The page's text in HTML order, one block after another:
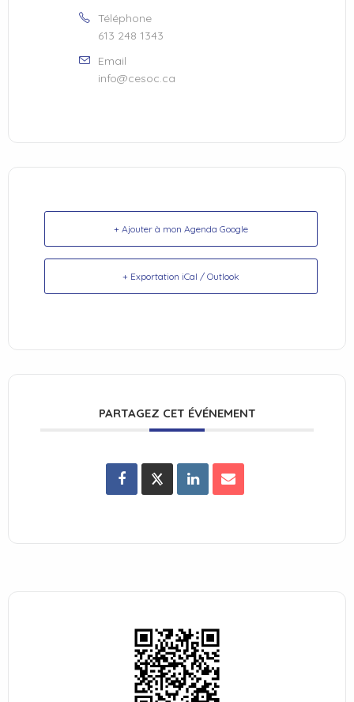
Téléphone
613 248 1343
Email
info@cesoc.ca
+ Ajouter à mon Agenda Google
+ Exportation iCal / Outlook
PARTAGEZ CET ÉVÉNEMENT